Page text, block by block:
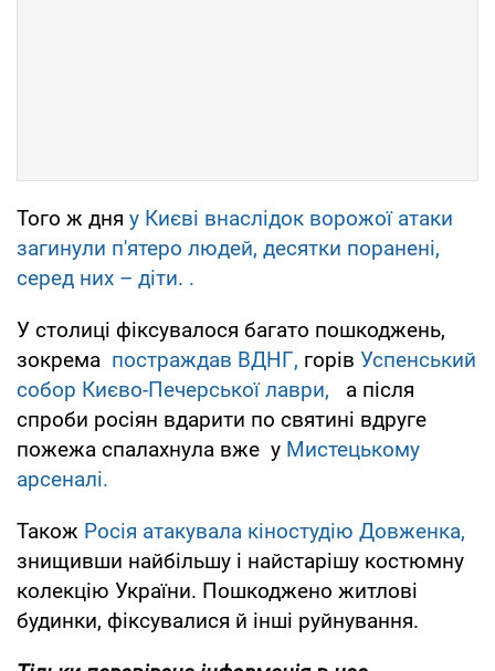
Того ж дня у Києві внаслідок ворожої атаки
загинули п'ятеро людей, десятки поранені,
серед них – діти. .
У столиці фіксувалося багато пошкоджень,
зокрема постраждав ВДНГ, горів Успенський
собор Києво-Печерської лаври,
а після
спроби росіян вдарити по святині вдруге
пожежа спалахнула вже у Мистецькому
арсеналі.
Також Росія атакувала кіностудію Довженка,
знищивши найбільшу і найстарішу костюмну
колекцію України. Пошкоджено житлові
будинки, фіксувалися й інші руйнування.